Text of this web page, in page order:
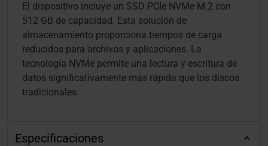
El dispositivo incluye un SSD PCIe NVMe M.2 con
512 GB de capacidad. Esta solución de
almacenamiento proporciona tiempos de carga
reducidos para archivos y aplicaciones. La
tecnología NVMe permite una lectura y escritura de
datos significativamente más rápida que los discos
tradicionales.
Especificaciones